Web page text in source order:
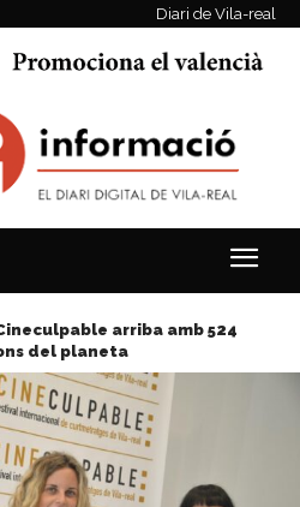
Diari de Vila-real
arriba amb 524
del planeta